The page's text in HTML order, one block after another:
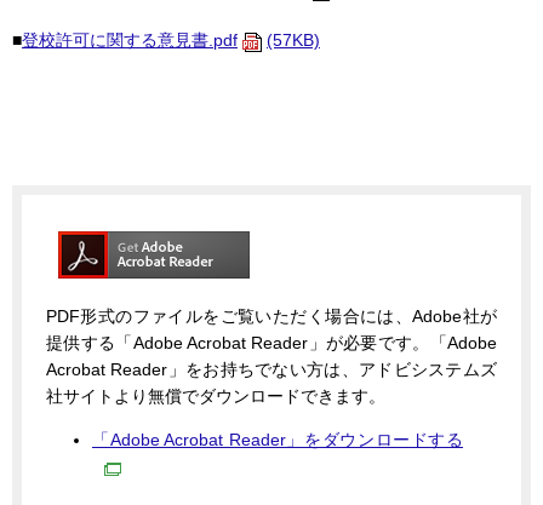
■登校許可に関する意見書.pdf (57KB)
PDF形式のファイルをご覧いただく場合には、Adobe社が
提供する「Adobe Acrobat Reader」が必要です。「Adobe
Acrobat Reader」をお持ちでない方は、アドビシステムズ
社サイトより無償でダウンロードできます。
「Adobe Acrobat Reader」をダウンロードする